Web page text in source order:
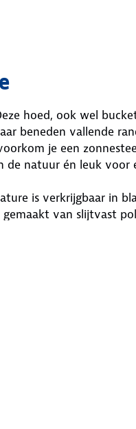
hoed, ook wel
beneden vallende
je een
de natuur én leuk voor
is verkrijgbaar in
van slijtvast
dat de hoed goed